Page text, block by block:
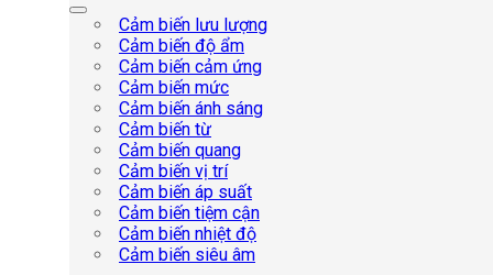
Cảm biến lưu lượng
Cảm biến độ ẩm
Cảm biến cảm ứng
Cảm biến mức
Cảm biến ánh sáng
Cảm biến từ
Cảm biến quang
Cảm biến vị trí
Cảm biến áp suất
Cảm biến tiệm cận
Cảm biến nhiệt độ
Cảm biến siêu âm